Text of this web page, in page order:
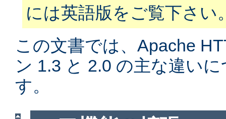
には英語版をご覧下さい
この文書では、Apache
ン 1.3 と 2.0 の主な違い
す。